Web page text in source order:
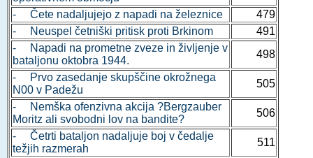
- Čete nadaljujejo z napadi na železnice
479
- Neuspel četniški pritisk proti Brkinom
491
- Napadi na prometne zveze in življenje v
bataljonu oktobra 1944.
498
- Prvo zasedanje skupščine okrožnega
N00 v Padežu
505
- Nemška ofenzivna akcija ?Bergzauber
Moritz ali svobodni lov na bandite?
506
- Četrti bataljon nadaljuje boj v čedalje
težjih razmerah
511